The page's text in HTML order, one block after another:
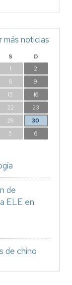
S
D
1
2
8
9
15
16
22
23
29
30
5 6
más noticias
de
ELE en
de chino